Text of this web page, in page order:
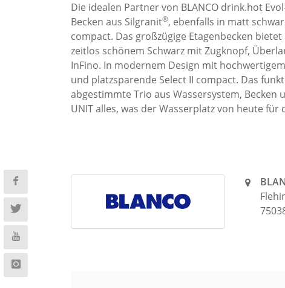
Die idealen Partner von BLANCO drink.hot
Becken aus Silgranit®, ebenfalls in matt
compact. Das großzügige Etagenbecken
zeitlos schönem Schwarz mit Zugknopf,
InFino. In modernem Design mit
und platzsparende Select II compact. Das
abgestimmte Trio aus Wassersystem, Becken
UNIT alles, was der Wasserplatz von heute